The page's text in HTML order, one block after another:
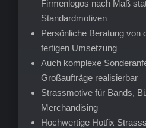
Firmenlogos nach Maß
Standardmotiven
Persönliche Beratung von
fertigen Umsetzung
Auch komplexe
Großaufträge realisierbar
Strassmotive für Bands,
Merchandising
Hochwertige Hotfix